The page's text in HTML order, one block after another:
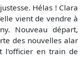
Hélas ! Clara
vient de vendre à
Nouveau départ,
des nouvelles alar
l'officier en train de